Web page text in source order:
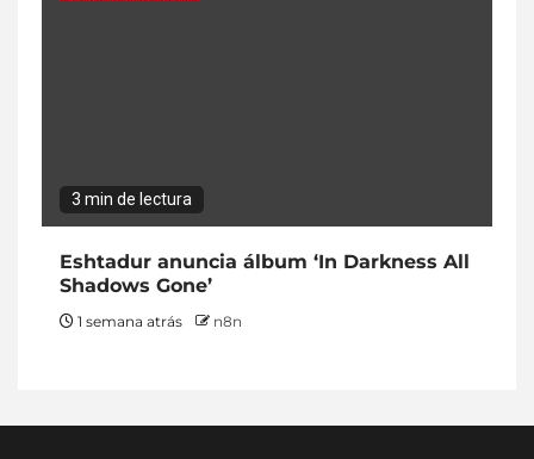
3 min de lectura
Eshtadur anuncia álbum ‘In Darkness All
Shadows Gone’
1 semana atrás n8n